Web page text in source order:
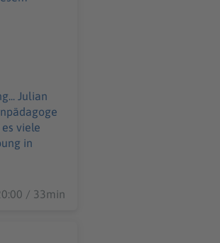
Julian
/ 33min